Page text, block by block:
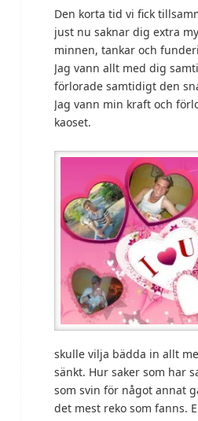
Den korta tid vi fick
just nu saknar dig extra
minnen, tankar och
Jag vann allt med dig
förlorade samtidigt den
Jag vann min kraft och
kaoset.
skulle vilja bädda in allt
sänkt. Hur saker som har
som svin för något annat
det mest reko som fanns.